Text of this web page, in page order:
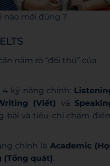
nào mới đúng ?
nắm rõ “đối thủ” của
4 kỹ năng chính:
(Viết) và
bài và tiêu chí chấm
chính là Academic
(Tổng quát).